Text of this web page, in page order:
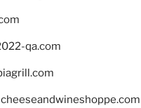
qa.com